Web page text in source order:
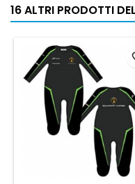
16 ALTRI PRODOTTI